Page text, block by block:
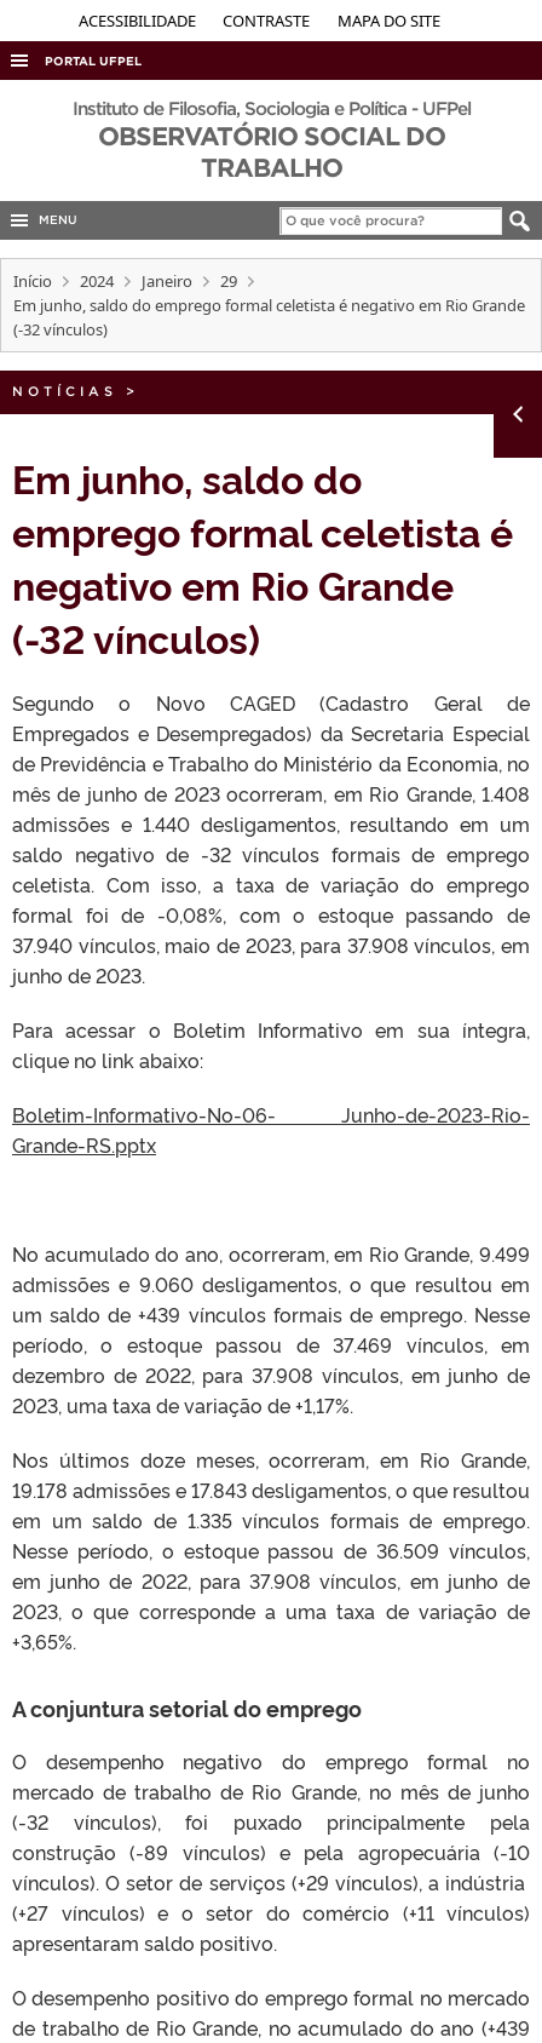
ACESSIBILIDADE CONTRASTE MAPA DO SITE
PORTAL UFPEL
ACESSO À INFORMAÇÃO
AUDITORIA
CONCURSOS
INTERNACIONAL
OUVIDORIA
PORTARIAS
Instituto de Filosofia, Sociologia e Política - UFPel
OBSERVATÓRIO SOCIAL DO
TRABALHO
MENU
Início 2024 Janeiro
29
Em junho, saldo do emprego formal celetista é negativo em Rio Grande
(-32 vínculos)
NOTÍCIAS >
Em junho, saldo do
emprego formal celetista é
negativo em Rio Grande
(-32 vínculos)
Segundo o Novo CAGED (Cadastro Geral de
Empregados e Desempregados) da Secretaria Especial
de Previdência e Trabalho do Ministério da Economia, no
mês de junho de 2023 ocorreram, em Rio Grande, 1.408
admissões e 1.440 desligamentos, resultando em um
saldo negativo de -32 vínculos formais de emprego
celetista. Com isso, a taxa de variação do emprego
formal foi de -0,08%, com o estoque passando de
37.940 vínculos, maio de 2023, para 37.908 vínculos, em
junho de 2023.
Para acessar o Boletim Informativo em sua íntegra,
clique no link abaixo:
Boletim-Informativo-No-06- Junho-de-2023-Rio-
Grande-RS.pptx
No acumulado do ano, ocorreram, em Rio Grande, 9.499
admissões e 9.060 desligamentos, o que resultou em
um saldo de +439 vínculos formais de emprego. Nesse
período, o estoque passou de 37.469 vínculos, em
dezembro de 2022, para 37.908 vínculos, em junho de
2023, uma taxa de variação de +1,17%.
Nos últimos doze meses, ocorreram, em Rio Grande,
19.178 admissões e 17.843 desligamentos, o que resultou
em um saldo de 1.335 vínculos formais de emprego.
Nesse período, o estoque passou de 36.509 vínculos,
em junho de 2022, para 37.908 vínculos, em junho de
2023, o que corresponde a uma taxa de variação de
+3,65%.
A conjuntura setorial do emprego
O desempenho negativo do emprego formal no
mercado de trabalho de Rio Grande, no mês de junho
(-32 vínculos), foi puxado principalmente pela
construção (-89 vínculos) e pela agropecuária (-10
vínculos). O setor de serviços (+29 vínculos), a indústria
(+27 vínculos) e o setor do comércio (+11 vínculos)
apresentaram saldo positivo.
O desempenho positivo do emprego formal no mercado
de trabalho de Rio Grande, no acumulado do ano (+439